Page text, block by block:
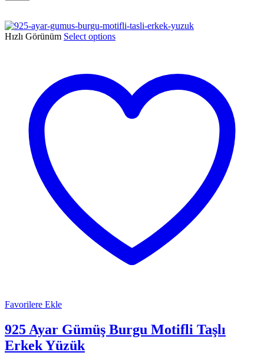
Sayısı
Hızlı Görünüm Select options
Favorilere Ekle
925 Ayar Gümüş Burgu Motifli Taşlı
Erkek Yüzük